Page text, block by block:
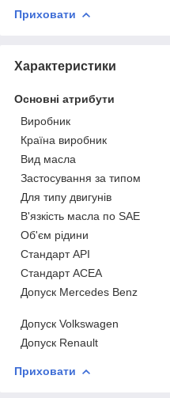
Приховати
Характеристики
Основні атрибути
Виробник
Країна виробник
Вид масла
Застосування за типом
Для типу двигунів
В'язкість масла по SAE
Об'єм рідини
Стандарт API
Стандарт ACEA
Допуск Mercedes Benz
Допуск Volkswagen
Допуск Renault
Приховати